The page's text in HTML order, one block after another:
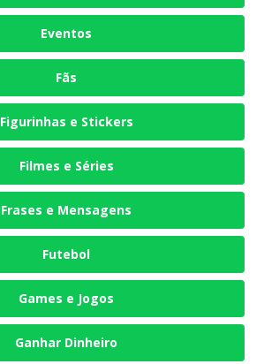
Eventos
Fãs
Figurinhas e Stickers
Filmes e Séries
Frases e Mensagens
Futebol
Games e Jogos
Ganhar Dinheiro